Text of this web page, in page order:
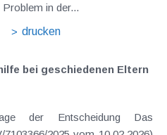
in der...
drucken
bei geschiedenen Eltern
der Entscheidung Das